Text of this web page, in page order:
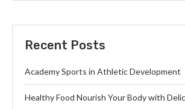
Recent Posts
Academy Sports in Athletic Development
Healthy Food Nourish Your Body with